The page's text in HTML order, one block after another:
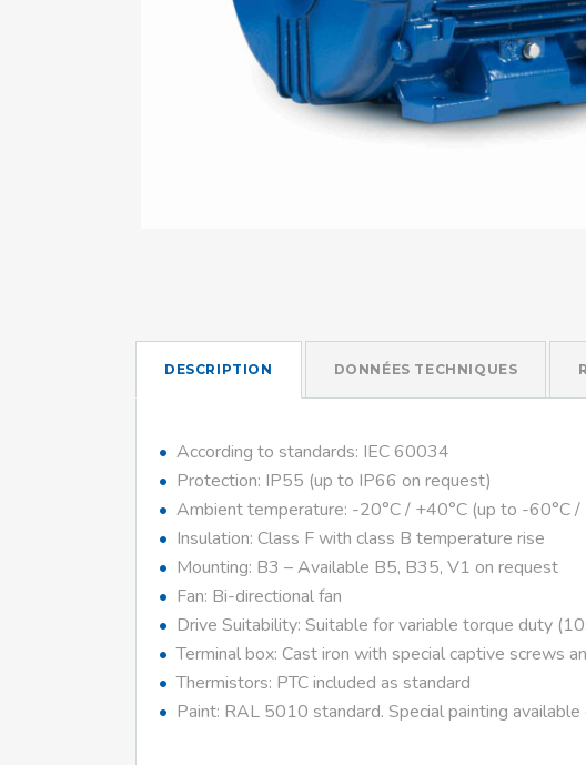
DESCRIPTION DONNÉES TECHNIQUES
According to standards: IEC 60034
Protection: IP55 (up to IP66 on request)
Ambient temperature: -20°C / +40°C (up to -60°C /
Insulation: Class F with class B temperature rise
Mounting: B3 – Available B5, B35, V1 on request
Fan: Bi-directional fan
Drive Suitability: Suitable for variable torque duty
Terminal box: Cast iron with special captive screws
Thermistors: PTC included as standard
Paint: RAL 5010 standard. Special painting